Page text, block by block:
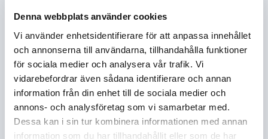
Denna webbplats använder cookies
Vi använder enhetsidentifierare för att anpassa innehållet
och annonserna till användarna, tillhandahålla funktioner
för sociala medier och analysera vår trafik. Vi
vidarebefordrar även sådana identifierare och annan
information från din enhet till de sociala medier och
annons- och analysföretag som vi samarbetar med.
Dessa kan i sin tur kombinera informationen med annan
information som du har tillhandahållit eller som de har
LeverX took part in the development of a risk
management solution that would enhance the client’s
existing system and drive better, more accurate results
to the business.